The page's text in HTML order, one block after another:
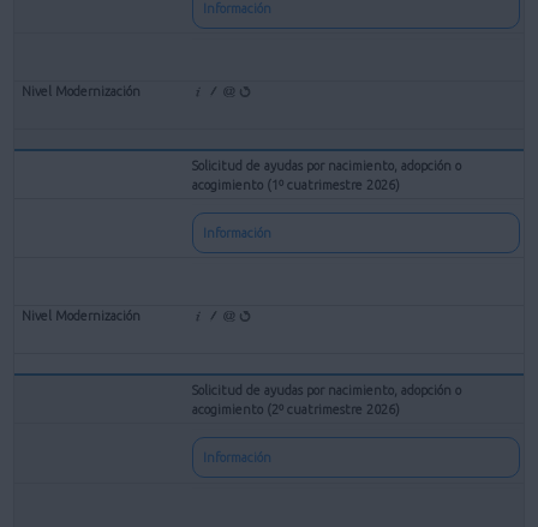
Información
Solicitud de ayudas por nacimiento, adopción o
acogimiento (1º cuatrimestre 2026)
Información
Solicitud de ayudas por nacimiento, adopción o
acogimiento (2º cuatrimestre 2026)
Información